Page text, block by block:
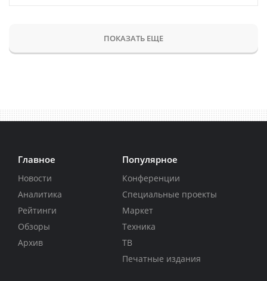
ПОКАЗАТЬ ЕЩЕ
Главное
Новости
Аналитика
Рейтинги
Обзоры
Архив
Популярное
Конференции
Специальные проекты
Маркет
Техника
ТВ
Печатные издания